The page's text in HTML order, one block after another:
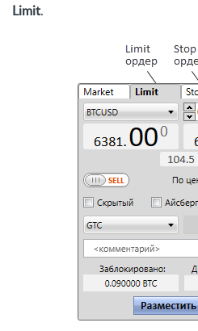
Limit.